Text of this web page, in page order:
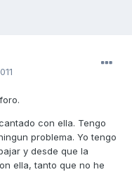
con ella. Tengo
problema. Yo tengo
y desde que la
ella, tanto que no he